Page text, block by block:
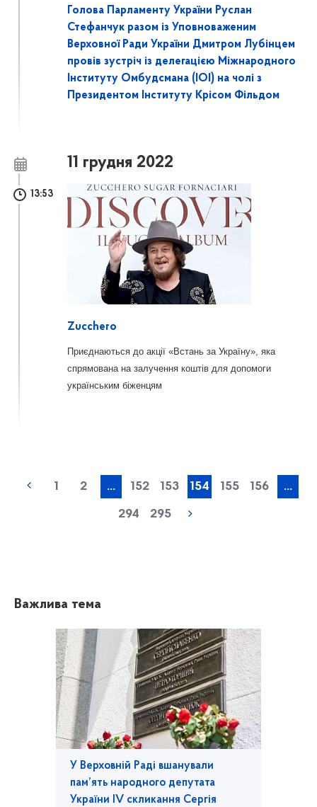
Голова Парламенту України Руслан
Стефанчук разом із Уповноваженим
Верховної Ради України Дмитром Лубінцем
провів зустріч із делегацією Міжнародного
Інституту Омбудсмана (ІОІ) на чолі з
Президентом Інституту Крісом Фільдом
11 грудня 2022
13:53
Zucchero
Приєднаються до акції «Встань за Україну», яка
спрямована на залучення коштів для допомоги
українським біженцям
1 2 ... 152 153 154 155 156 ...
294 295
Важлива тема
У Верховній Раді вшанували
пам’ять народного депутата
України IV скликання Сергія